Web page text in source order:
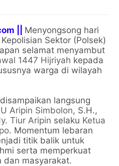
|| Menyongsong hari
Sektor (Polsek)
selamat menyambut
1447 Hijriyah kepada
warga di wilayah
langsung
Aripin Simbolon, S.H.,
Tiur Aripin selaku Ketua
. Momentum lebaran
titik balik untuk
serta memperkuat
dan masyarakat.